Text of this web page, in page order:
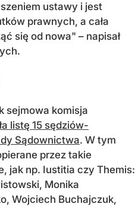
ustawy i jest
prawnych, a cała
się od nowa" – napisał
sejmowa komisja
listę 15 sędziów-
Sądownictwa. W tym
przez takie
jak np. Iustitia czy Themis:
Monika
Wojciech Buchajczuk,